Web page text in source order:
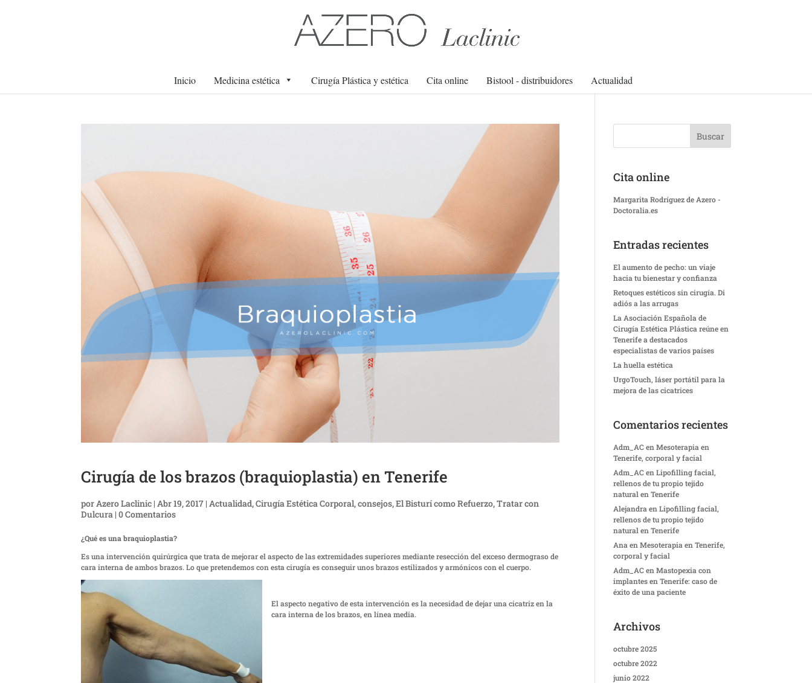
Inicio Medicina estética Cirugía Plástica y estética Cita online Bistool - distribuidores Actualidad
Cirugía de los brazos (braquioplastia) en Tenerife
porAzero Laclinic |Abr 19, 2017 |Actualidad,Cirugía Estética Corporal,consejos,El Bisturí como Refuerzo,Tratar con
Dulcura |0 Comentarios
¿Qué es una braquioplastia?
Es una intervención quirúrgica que trata de mejorar el aspecto de las extremidades superiores mediante resección del exceso dermograso de
cara interna de ambos brazos. Lo que pretendemos con esta cirugía es conseguir unos brazos estilizados y armónicos con el cuerpo.
El aspecto negativo de esta intervención es la necesidad de dejar una cicatriz en la
cara interna de los brazos, en línea media.
Cita online
Margarita Rodríguez de Azero -
Doctoralia.es
Entradas recientes
El aumento de pecho: un viaje
hacia tu bienestar y confianza
Retoques estéticos sin cirugía. Di
adiós a las arrugas
La Asociación Española de
Cirugía Estética Plástica reúne en
Tenerife a destacados
especialistas de varios países
La huella estética
UrgoTouch, láser portátil para la
mejora de las cicatrices
Comentarios recientes
Adm_AC enMesoterapia en
Tenerife, corporal y facial
Adm_AC enLipofilling facial,
rellenos de tu propio tejido
natural en Tenerife
Alejandra enLipofilling facial,
rellenos de tu propio tejido
natural en Tenerife
Ana enMesoterapia en Tenerife,
corporal y facial
Adm_AC enMastopexia con
implantes en Tenerife: caso de
éxito de una paciente
Archivos
octubre 2025
octubre 2022
junio 2022